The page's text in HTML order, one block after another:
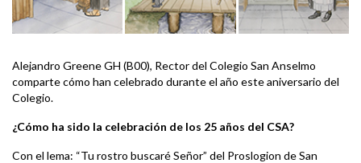
Alejandro Greene GH (B00), Rector del Colegio San Anselmo
comparte cómo han celebrado durante el año este aniversario del
Colegio.
¿Cómo ha sido la celebración de los 25 años del CSA?
Con el lema: “Tu rostro buscaré Señor” del Proslogion de San